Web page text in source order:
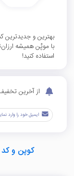
بهترین و جدیدترین
با موپُن همیشه
استفاده کنید!
از آخرین
کوپن و کد